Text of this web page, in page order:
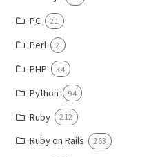
PC 21
Perl 2
PHP 34
Python 94
Ruby 212
Ruby on Rails 263